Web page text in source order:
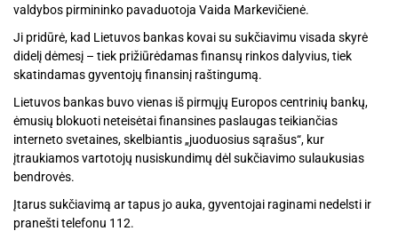
valdybos pirmininko pavaduotoja Vaida Markevičienė.
Ji pridūrė, kad Lietuvos bankas kovai su sukčiavimu visada skyrė
didelį dėmesį – tiek prižiūrėdamas finansų rinkos dalyvius, tiek
skatindamas gyventojų finansinį raštingumą.
Lietuvos bankas buvo vienas iš pirmųjų Europos centrinių bankų,
ėmusių blokuoti neteisėtai finansines paslaugas teikiančias
interneto svetaines, skelbiantis „juoduosius sąrašus“, kur
įtraukiamos vartotojų nusiskundimų dėl sukčiavimo sulaukusias
bendrovės.
Įtarus sukčiavimą ar tapus jo auka, gyventojai raginami nedelsti ir
pranešti telefonu 112.